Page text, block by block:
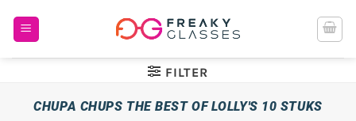
naar
FILTER
CHUPA CHUPS THE BEST OF LOLLY'S 10 STUKS